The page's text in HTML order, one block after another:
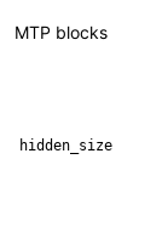
MTP blocks
hidden_size